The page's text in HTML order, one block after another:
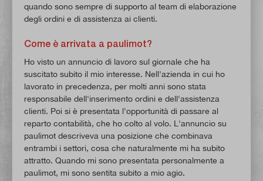
quando sono sempre di supporto al team di elaborazione
degli ordini e di assistenza ai clienti.
Come è arrivata a paulimot?
Ho visto un annuncio di lavoro sul giornale che ha
suscitato subito il mio interesse. Nell'azienda in cui ho
lavorato in precedenza, per molti anni sono stata
responsabile dell'inserimento ordini e dell'assistenza
clienti. Poi si è presentata l'opportunità di passare al
reparto contabilità, che ho colto al volo. L'annuncio su
paulimot descriveva una posizione che combinava
entrambi i settori, cosa che naturalmente mi ha subito
attratto. Quando mi sono presentata personalmente a
paulimot, mi sono sentita subito a mio agio.